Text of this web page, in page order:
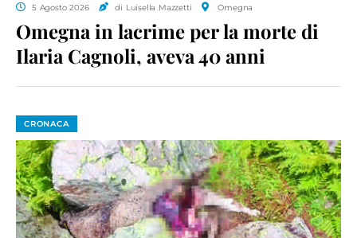
5 Agosto 2026 di Luisella Mazzetti Omegna
Omegna in lacrime per la morte di
Ilaria Cagnoli, aveva 40 anni
CRONACA